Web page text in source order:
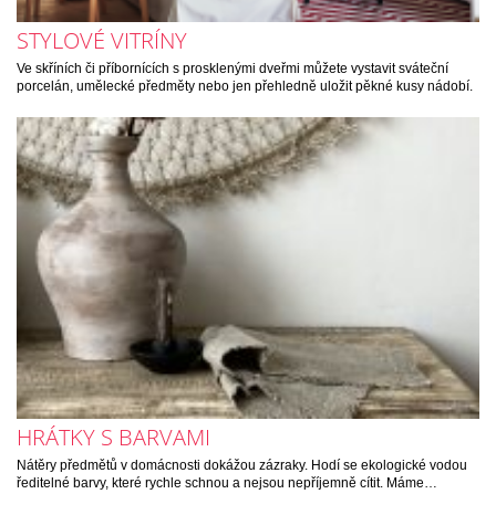
STYLOVÉ VITRÍNY
Ve skříních či příbornících s prosklenými dveřmi můžete vystavit sváteční
porcelán, umělecké předměty nebo jen přehledně uložit pěkné kusy nádobí.
HRÁTKY S BARVAMI
Nátěry předmětů v domácnosti dokážou zázraky. Hodí se ekologické vodou
ředitelné barvy, které rychle schnou a nejsou nepříjemně cítit. Máme…